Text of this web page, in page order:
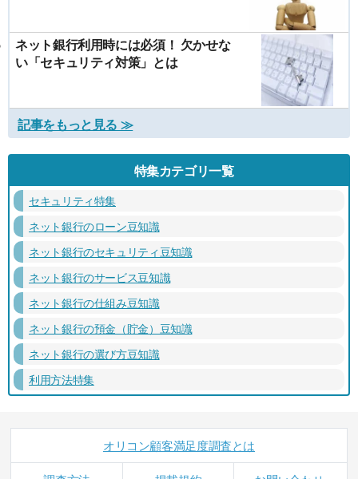
ネット銀行利用時には必須！ 欠かせな
い「セキュリティ対策」とは
記事をもっと見る ≫
特集カテゴリ一覧
セキュリティ特集
ネット銀行のローン豆知識
ネット銀行のセキュリティ豆知識
ネット銀行のサービス豆知識
ネット銀行の仕組み豆知識
ネット銀行の預金（貯金）豆知識
ネット銀行の選び方豆知識
利用方法特集
オリコン顧客満足度調査とは